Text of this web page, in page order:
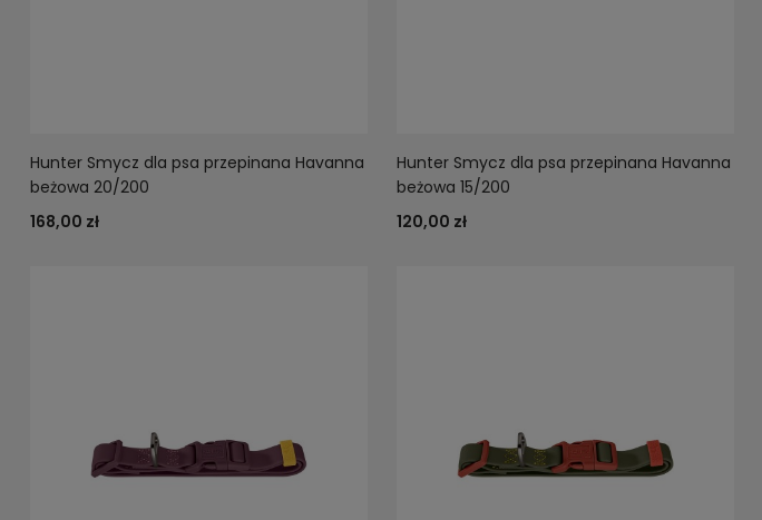
Hunter Smycz dla psa przepinana Havanna
beżowa 20/200
168,00 zł
Hunter Smycz dla psa przepinana Havanna
beżowa 15/200
120,00 zł